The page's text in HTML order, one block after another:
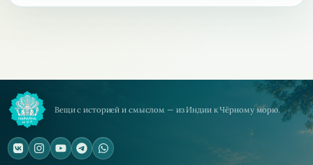
Вещи с историей и смыслом — из Индии к Чёрному морю.